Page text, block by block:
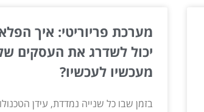
מערכת פריוריטי: איך
יכול לשדרג את העסקים
מעכשיו לעכשיו?
בזמן שבו כל שנייה נמדדת, עידן